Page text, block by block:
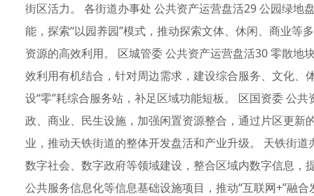
街区活力。 各街道办事处 公共资产运营盘活29 公园绿地
能，探索“以园养园”模式，推动探索文体、休闲、商业等
资源的高效利用。 区城管委 公共资产运营盘活30 零散地
效利用有机结合，针对周边需求，建设综合服务、文化
设“零”耗综合服务站，补足区域功能短板。 区国资委 公
政、商业、民生设施，加强闲置资源整合，通过片区更
业，推动天铁街道的整体开发盘活和产业升级。 天铁街
数字社会、数字政府等领域建设，整合区域内数字信息
公共服务信息化等信息基础设施项目，推动“互联网+”融